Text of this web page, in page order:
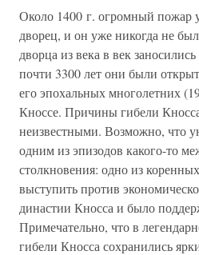
Около 1400 г. огромный пожар
дворец, и он уже никогда не
дворца из века в век
почти 3300 лет они были
его эпохальных многолетних
Кноссе. Причины гибели
неизвестными. Возможно, что
одним из эпизодов какого-то
столкновения: одно из
выступить против
династии Кносса и было
Примечательно, что в
гибели Кносса сохранились